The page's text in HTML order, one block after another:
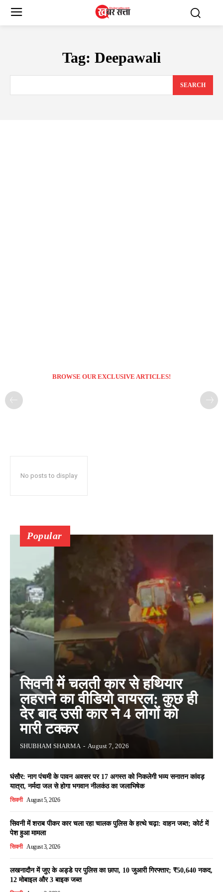
Tag: Deepawali
SEARCH
BROWSE OUR EXCLUSIVE ARTICLES!
No posts to display
Popular
सिवनी में चलती कार से हथियार
लहराने का वीडियो वायरल: कुछ ही
देर बाद उसी कार ने 4 लोगों को
मारी टक्कर
SHUBHAM SHARMA - August 7, 2026
घंसौर: नाग पंचमी के पावन अवसर पर 17 अगस्त को निकलेगी भव्य सनातन कांवड़
यात्रा, नर्मदा जल से होगा भगवान नीलकंठ का जलाभिषेक
सिवनी August 5, 2026
सिवनी में शराब पीकर कार चला रहा चालक पुलिस के हत्थे चढ़ा: वाहन जब्त; कोर्ट में
पेश हुआ मामला
सिवनी August 3, 2026
लखनादौन में जुए के अड्डे पर पुलिस का छापा, 10 जुआरी गिरफ्तार; ₹50,640 नकद,
12 मोबाइल और 3 बाइक जब्त